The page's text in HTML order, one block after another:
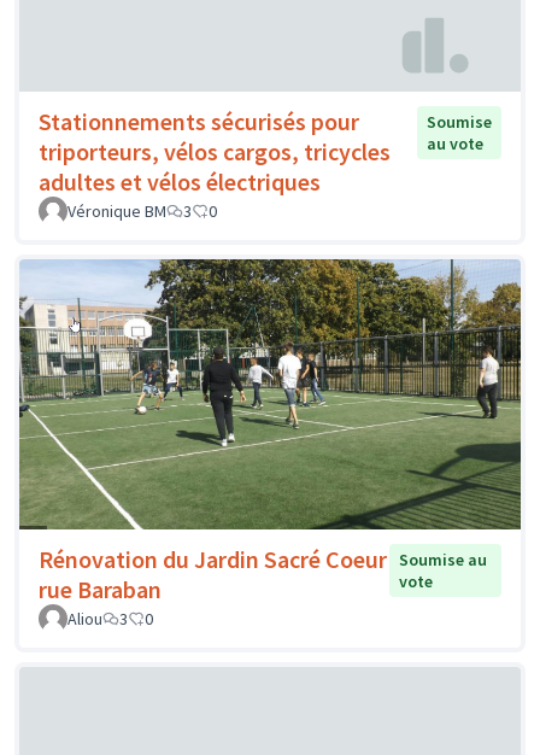
Stationnements sécurisés pour
triporteurs, vélos cargos, tricycles
adultes et vélos électriques
Soumise
au vote
Véronique BM 3 0
Rénovation du Jardin Sacré Coeur
rue Baraban
Soumise au
vote
Aliou
3 0